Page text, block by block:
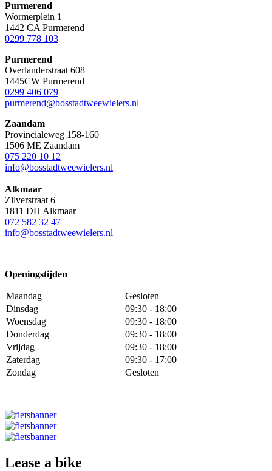
Purmerend
Wormerplein 1
1442 CA Purmerend
0299 778 103
Purmerend
Overlanderstraat 608
1445CW Purmerend
0299 406 079
purmerend@bosstadtweewielers.nl
Zaandam
Provincialeweg 158-160
1506 ME Zaandam
075 220 10 12
info@bosstadtweewielers.nl
Alkmaar
Zilverstraat 6
1811 DH Alkmaar
072 582 32 47
info@bosstadtweewielers.nl
Openingstijden
Maandag
Gesloten
Dinsdag
09:30 - 18:00
Woensdag
09:30 - 18:00
Donderdag
09:30 - 18:00
Vrijdag
09:30 - 18:00
Zaterdag
09:30 - 17:00
Zondag
Gesloten
Lease a bike